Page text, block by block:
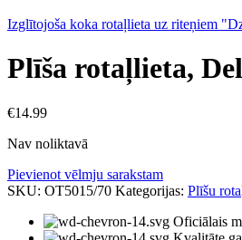
Izglītojoša koka rotaļlieta uz riteņiem
Plīša rotaļlieta,
€14.99
Nav noliktavā
Pievienot vēlmju sarakstam
SKU: OT5015/70 Kategorijas: Plīšu
Oficiālais